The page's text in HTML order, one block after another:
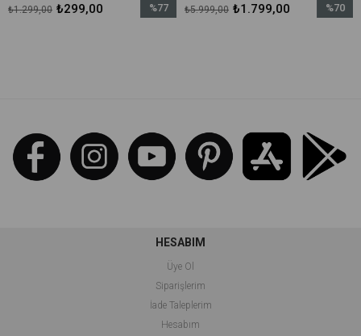
₺299,00
%77
₺1.799,00
₺5.999,00
%70
₺5.499,00
HESABIM
Üye Ol
Siparişlerim
İade Taleplerim
Hesabım